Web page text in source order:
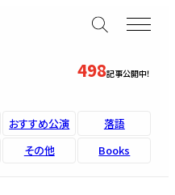
498記事公開中！
おすすめ公演
落語
その他 Books